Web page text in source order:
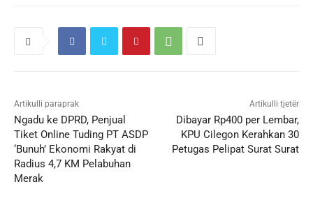
Artikulli paraprak
Ngadu ke DPRD, Penjual
Tiket Online Tuding PT ASDP
‘Bunuh’ Ekonomi Rakyat di
Radius 4,7 KM Pelabuhan
Merak
Artikulli tjetër
Dibayar Rp400 per Lembar,
KPU Cilegon Kerahkan 30
Petugas Pelipat Surat Surat